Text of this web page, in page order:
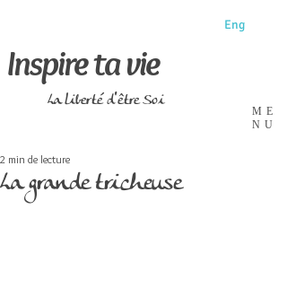
Inspire ta vie
La liberté d'être Soi
ME
NU
Eng
La grande tricheuse
2 min de lecture